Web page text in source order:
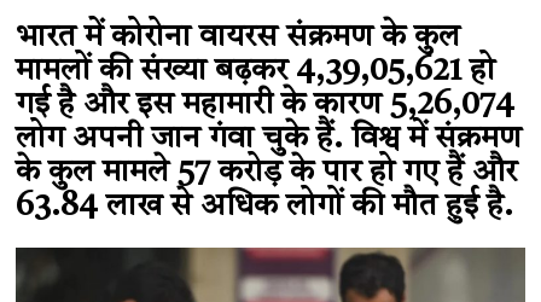
भारत में कोरोना वायरस संक्रमण के कुल
मामलों की संख्या बढ़कर 4,39,05,621 हो
गई है और इस महामारी के कारण 5,26,074
लोग अपनी जान गंवा चुके हैं. विश्व में संक्रमण
के कुल मामले 57 करोड़ के पार हो गए हैं और
63.84 लाख से अधिक लोगों की मौत हुई है.